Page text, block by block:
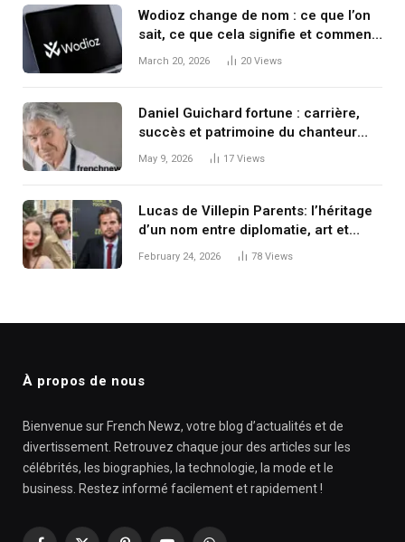
Wodioz change de nom : ce que l’on
sait, ce que cela signifie et comment
s’y retrouver
March 20, 2026 20 Views
Daniel Guichard fortune : carrière,
succès et patrimoine du chanteur
français
May 9, 2026 17 Views
Lucas de Villepin Parents: l’héritage
d’un nom entre diplomatie, art et
discrétion
February 24, 2026 78 Views
À propos de nous
Bienvenue sur French Newz, votre blog d’actualités et de
divertissement. Retrouvez chaque jour des articles sur les
célébrités, les biographies, la technologie, la mode et le
business. Restez informé facilement et rapidement !